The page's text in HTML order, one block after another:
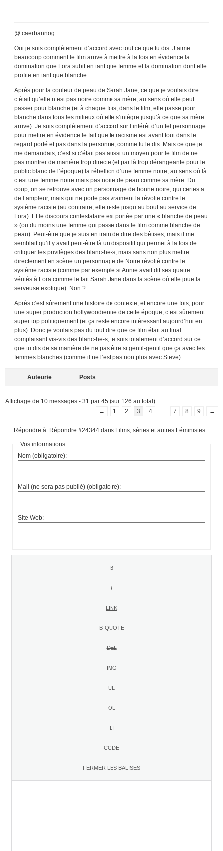
@ caerbannog
Oui je suis complètement d’accord avec tout ce que tu dis. J’aime
beaucoup comment le film arrive à mettre à la fois en évidence la
domination que Lora subit en tant que femme et la domination dont elle
profite en tant que blanche.
Après pour la couleur de peau de Sarah Jane, ce que je voulais dire
c’était qu’elle n’est pas noire comme sa mère, au sens où elle peut
passer pour blanche (et à chaque fois, dans le film, elle passe pour
blanche dans tous les milieux où elle s’intègre jusqu’à ce que sa mère
arrive). Je suis complètement d’accord sur l’intérêt d’un tel personnage
pour mettre en évidence le fait que le racisme est avant tout dans le
regard porté et pas dans la personne, comme tu le dis. Mais ce que je
me demandais, c’est si c’était pas aussi un moyen pour le film de ne
pas montrer de manière trop directe (et par là trop dérangeante pour le
public blanc de l’époque) la rébellion d’une femme noire, au sens où là
c’est une femme noire mais pas noire de peau comme sa mère. Du
coup, on se retrouve avec un personnage de bonne noire, qui certes a
de l’ampleur, mais qui ne porte pas vraiment la révolte contre le
système raciste (au contraire, elle reste jusqu’au bout au service de
Lora). Et le discours contestataire est portée par une « blanche de peau
» (ou du moins une femme qui passe dans le film comme blanche de
peau). Peut-être que je suis en train de dire des bêtises, mais il me
semblait qu’il y avait peut-être là un dispositif qui permet à la fois de
critiquer les privilèges des blanc-he-s, mais sans non plus mettre
directement en scène un personnage de Noire révolté contre le
système raciste (comme par exemple si Annie avait dit ses quatre
vérités à Lora comme le fait Sarah Jane dans la scène où elle joue la
serveuse exotique). Non ?
Après c’est sûrement une histoire de contexte, et encore une fois, pour
une super production hollywoodienne de cette époque, c’est sûrement
super top politiquement (et ça reste encore intéressant aujourd’hui en
plus). Donc je voulais pas du tout dire que ce film était au final
complaisant vis-vis des blanc-he-s, je suis totalement d’accord sur ce
que tu dis de sa manière de ne pas être si gentil-gentil que ça avec les
femmes blanches (comme il ne l’est pas non plus avec Steve).
Auteur/e Posts
Affichage de 10 messages - 31 par 45 (sur 126 au total)
←
1 2 3 4 7 8 9 →
Répondre à: Répondre #24344 dans Films, séries et autres Féministes
Vos informations:
Nom (obligatoire):
Mail (ne sera pas publié) (obligatoire):
Site Web: